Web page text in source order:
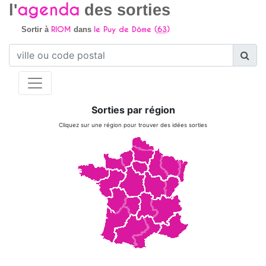
l'agenda des sorties
Sortir à RIOM dans le Puy de Dôme (63)
Sorties par région
Cliquez sur une région pour trouver des idées sorties